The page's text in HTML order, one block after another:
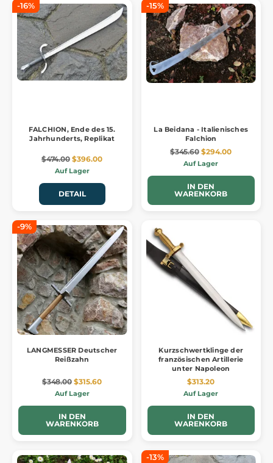
-16%
FALCHION, Ende des 15.
Jahrhunderts, Replikat
$474.00 $396.00
Auf Lager
DETAIL
-15%
La Beidana - Italienisches
Falchion
$345.60 $294.00
Auf Lager
IN DEN
WARENKORB
-9%
LANGMESSER Deutscher
Reißzahn
$348.00 $315.60
Auf Lager
IN DEN
WARENKORB
Kurzschwertklinge der
französischen Artillerie
unter Napoleon
$313.20
Auf Lager
IN DEN
WARENKORB
-13%